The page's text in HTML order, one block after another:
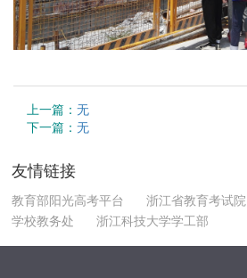
上一篇： 无
下一篇： 无
友情链接
教育部阳光高考平台 浙江省教育考试院
学校教务处
浙江科技大学学工部